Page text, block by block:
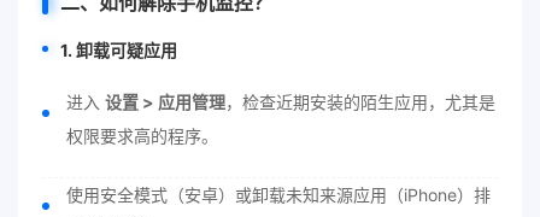
1. 卸载可疑应用
进入 设置 > 应用管理，检查近期安装的陌生应用，尤其是
权限要求高的程序。
使用安全模式（安卓）或卸载未知来源应用（iPhone）排